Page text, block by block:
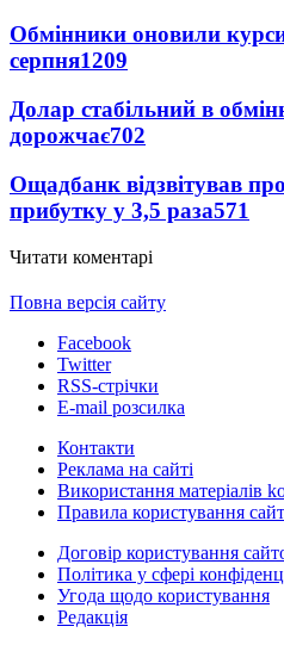
Обмінники оновили
серпня1209
Долар стабільний в
дорожчає702
Ощадбанк відзвітував
прибутку у 3,5 раза571
Читати коментарі
Повна версія сайту
Facebook
Twitter
RSS-стрічки
E-mail розсилка
Контакти
Реклама на сайті
Використання матеріалів
Правила користування
Договір користування
Політика у сфері
Угода щодо користування
Редакція